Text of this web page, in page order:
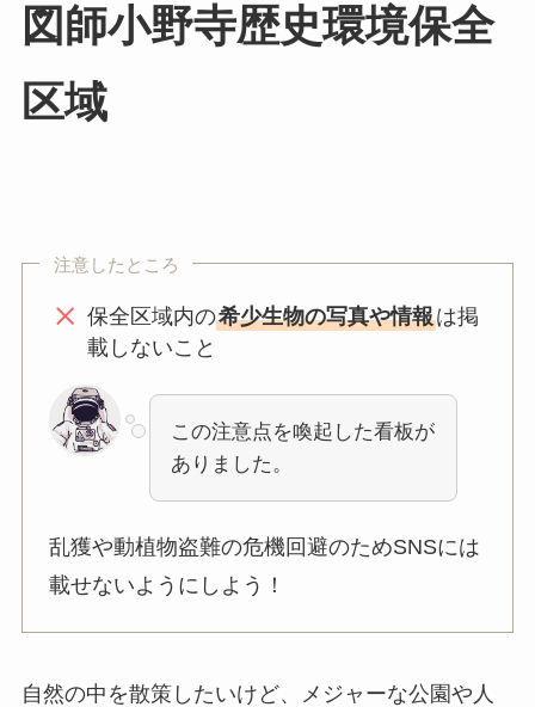
図師小野寺歴史環境保全
区域
注意したところ
保全区域内の希少生物の写真や情報は掲
載しないこと
この注意点を喚起した看板が
ありました。
乱獲や動植物盗難の危機回避のためSNSには
載せないようにしよう！
自然の中を散策したいけど、メジャーな公園や人